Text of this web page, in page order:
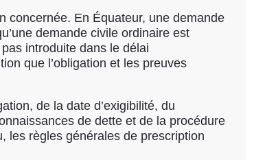
concernée. En Équateur, une demande
demande civile ordinaire est
introduite dans le délai
que l’obligation et les preuves
de la date d’exigibilité, du
de dette et de la procédure
les règles générales de prescription